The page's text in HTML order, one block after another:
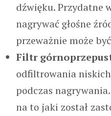
dźwięku. Przydatne
nagrywać głośne
przeważnie może
Filtr
odfiltrowania
podczas
na to jaki został